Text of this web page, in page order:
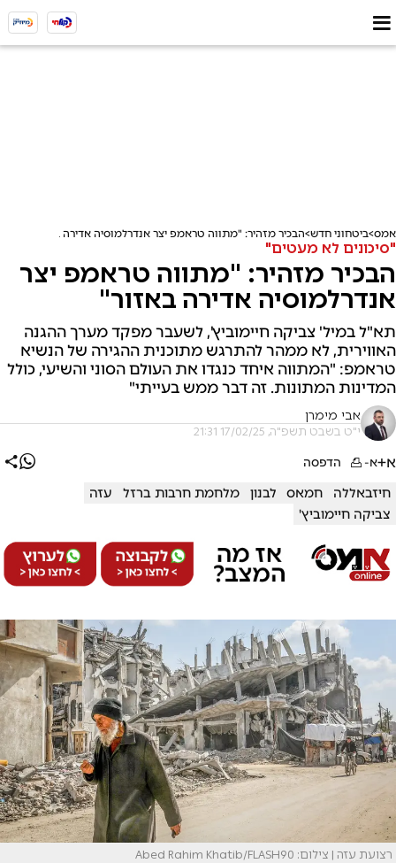
אמס ביטחוני חדש הבכיר מזהיר: "מתווה טראמפ יצר אנדרלמוסיה אדירה באזור"
"סיכונים לא מעטים"
הבכיר מזהיר: "מתווה טראמפ יצר
אנדרלמוסיה אדירה באזור"
תא"ל במיל' צביקה חיימוביץ', לשעבר מפקד מערך ההגנה
האווירית, לא ממהר להתרגש מתוכנית ההגירה של הנשיא
טראמפ: "המתווה איחד כנגדו את העולם הסוני והשיעי, כולל
המדינות המתונות. זה דבר ממש בעייתי"
אבי מימרן
י"ט בשבט תשפ"ה, 17/02/25 21:31
א+א- הדפסה
חיזבאללה חמאס לבנון מלחמת חרבות ברזל
עזה
צביקה חיימוביץ'
רצועת עזה | צילום: Abed Rahim Khatib/FLASH90